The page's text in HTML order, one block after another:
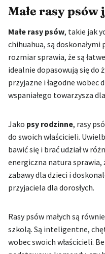
Małe rasy
Małe rasy psów, takie jak
chihuahua, są doskonałymi
rozmiar sprawia, że są
idealnie dopasowują się do
przyjazne i łagodne wobec
wspaniałego towarzysza
Jako psy rodzinne, rasy
do swoich właścicieli.
bawić się i brać udział w
energiczna natura
zabawy dla dzieci i
przyjaciela dla dorosłych.
Rasy psów małych są
szkolą. Są inteligentne,
wobec swoich właścicieli.